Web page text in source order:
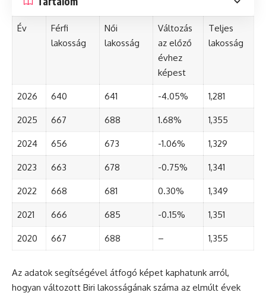
Év
Férfi
lakosság
Női
lakosság
Változás
az előző
évhez
képest
Teljes
lakosság
2026 640 641 -4.05% 1,281
2025 667 688 1.68% 1,355
2024 656 673 -1.06% 1,329
2023 663 678 -0.75% 1,341
2022 668 681 0.30% 1,349
2021 666 685 -0.15% 1,351
2020 667 688 – 1,355
Az adatok segítségével átfogó képet kaphatunk arról,
hogyan változott Biri lakosságának száma az elmúlt évek